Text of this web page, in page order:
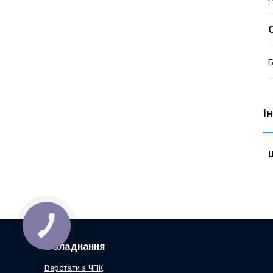
Обладнання
Верстати з ЧПК
КНОПКА
ЗВ'ЯЗКУ